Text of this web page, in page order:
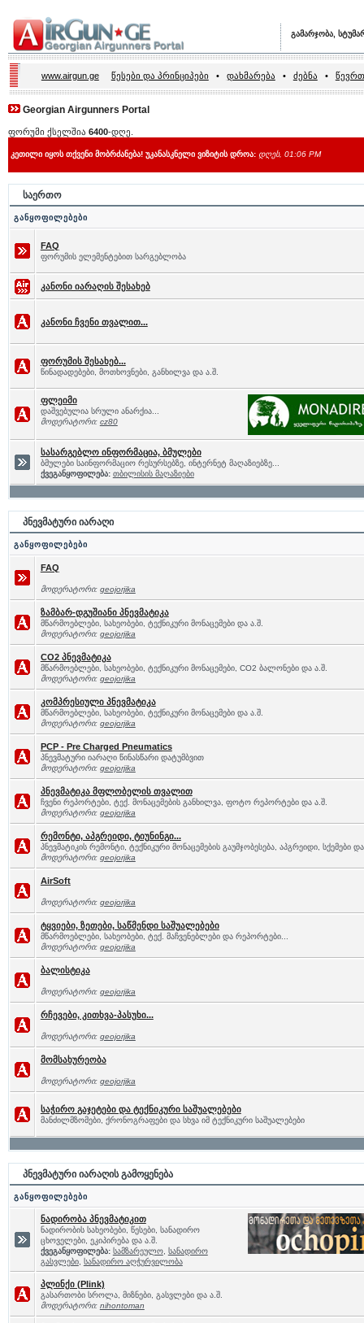
გამარჯობა,
www.airgun.ge წესები და პრინციპები • დახმარება • ძებნა •
Georgian Airgunners Portal
ფორუმი ქსელშია 6400-დღე.
კეთილი იყოს თქვენი მობრძანება! უკანასკნელი ვიზიტის დროა: დღეს, 01:06 PM
საერთო
განყოფილებები
FAQ
ფორუმის ელემენტებით სარგებლობა
კანონი იარაღის შესახებ
კანონი ჩვენი თვალით...
ფორუმის შესახებ...
წინადადებები, მოთხოვნები, განხილვა და ა.შ.
ფლეიმი
დაშვებულია სრული ანარქია...
მოდერატორი: cz80
სასარგებლო ინფორმაცია, ბმულები
ბმულები საინფორმაციო რესურსებზე, ინტერნეტ მაღაზიებზე...
ქვეგანყოფილება: თბილისის მაღაზიები
პნევმატური იარაღი
განყოფილებები
FAQ
მოდერატორი: geojorjika
ზამბარ-დგუშიანი პნევმატიკა
მწარმოებლები, სახეობები, ტექნიკური მონაცემები და ა.შ.
მოდერატორი: geojorjika
CO2 პნევმატიკა
მწარმოებლები, სახეობები, ტექნიკური მონაცემები, CO2 ბალონები და ა.შ.
მოდერატორი: geojorjika
კომპრესიული პნევმატიკა
მწარმოებლები, სახეობები, ტექნიკური მონაცემები და ა.შ.
მოდერატორი: geojorjika
PCP - Pre Charged Pneumatics
პნევმატური იარაღი წინასწარი დატუმბვით
მოდერატორი: geojorjika
პნევმატიკა მფლობელის თვალით
ჩვენი რეპორტები, ტექ. მონაცემების განხილვა, ფოტო რეპორტები და ა.შ.
მოდერატორი: geojorjika
რემონტი, აპგრეიდი, ტიუნინგი...
პნევმატიკის რემონტი, ტექნიკური მონაცემების გაუმჯობესება, აპგრეიდი, სქემები
მოდერატორი: geojorjika
AirSoft
მოდერატორი: geojorjika
ტყვიები, ზეთები, საწმენდი საშუალებები
მწარმოებლები, სახეობები, ტექ. მაჩვენებლები და რეპორტები...
მოდერატორი: geojorjika
ბალისტიკა
მოდერატორი: geojorjika
რჩევები, კითხვა-პასუხი...
მოდერატორი: geojorjika
მომსახურეობა
მოდერატორი: geojorjika
საჭირო გაჯეტები და ტექნიკური საშუალებები
მანძილმზომები, ქრონოგრაფები და სხვა იმ ტექნიკური საშუალებები
პნევმატური იარაღის გამოყენება
განყოფილებები
ნადირობა პნევმატიკით
ნადირობის სახეობები, წესები, სანადირო
ცხოველები, ეკიპირება და ა.შ.
ქვეგანყოფილება: სამზარეულო,
სანადირო
გასვლები, სანადირო აღჭურვილობა
პლინქი (Plink)
გასართობი სროლა, მიზნები, გასვლები და ა.შ.
მოდერატორი: nihontoman